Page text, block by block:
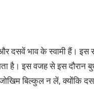
भाव के स्वामी हैं। इस
है। इस वजह से इस दौरान
बिल्कुल न लें, क्योंकि